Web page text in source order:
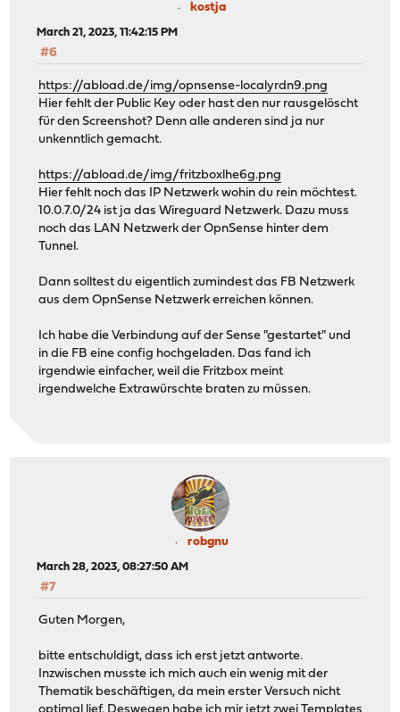
kostja
March 21, 2023, 11:42:15 PM
#6
https://abload.de/img/opnsense-localyrdn9.png
Hier fehlt der Public Key oder hast den nur rausgelöscht
für den Screenshot? Denn alle anderen sind ja nur
unkenntlich gemacht.
https://abload.de/img/fritzboxlhe6g.png
Hier fehlt noch das IP Netzwerk wohin du rein möchtest.
10.0.7.0/24 ist ja das Wireguard Netzwerk. Dazu muss
noch das LAN Netzwerk der OpnSense hinter dem
Tunnel.
Dann solltest du eigentlich zumindest das FB Netzwerk
aus dem OpnSense Netzwerk erreichen können.
Ich habe die Verbindung auf der Sense "gestartet" und
in die FB eine config hochgeladen. Das fand ich
irgendwie einfacher, weil die Fritzbox meint
irgendwelche Extrawürschte braten zu müssen.
robgnu
March 28, 2023, 08:27:50 AM
#7
Guten Morgen,
bitte entschuldigt, dass ich erst jetzt antworte.
Inzwischen musste ich mich auch ein wenig mit der
Thematik beschäftigen, da mein erster Versuch nicht